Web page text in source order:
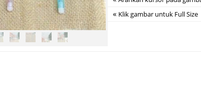
« Klik gambar untuk Full Size